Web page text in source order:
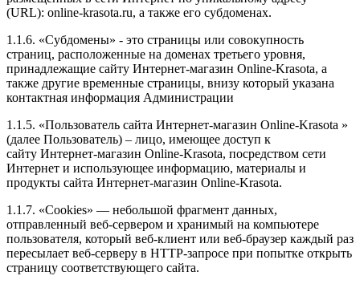
(URL): online-krasota.ru, а также его субдоменах.
1.1.6. «Субдомены» - это страницы или совокупность
страниц, расположенные на доменах третьего уровня,
принадлежащие сайту Интернет-магазин Online-Krasota, а
также другие временные страницы, внизу который указана
контактная информация Администрации
1.1.5. «Пользователь сайта Интернет-магазин Online-Krasota »
(далее Пользователь) – лицо, имеющее доступ к
сайту Интернет-магазин Online-Krasota, посредством сети
Интернет и использующее информацию, материалы и
продукты сайта Интернет-магазин Online-Krasota.
1.1.7. «Cookies» — небольшой фрагмент данных,
отправленный веб-сервером и хранимый на компьютере
пользователя, который веб-клиент или веб-браузер каждый раз
пересылает веб-серверу в HTTP-запросе при попытке открыть
страницу соответствующего сайта.